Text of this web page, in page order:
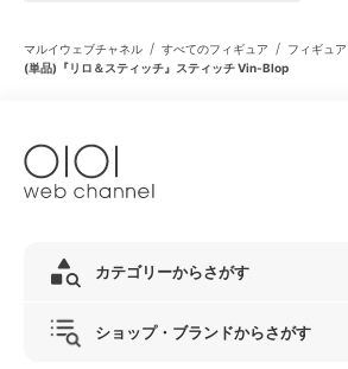
マルイウェブチャネル / すべてのフィギュア / フィギュア
(単品)『リロ＆スティッチ』スティッチ Vin-Blop
カテゴリーからさがす
ショップ・ブランドからさがす